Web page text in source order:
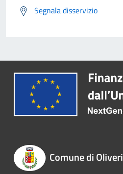
Segnala disservizio
Comune di Oliveri